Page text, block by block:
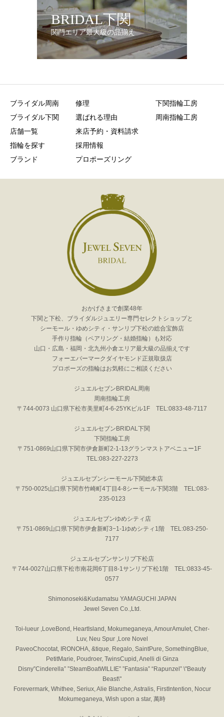
BRIDAL下関
関門エリア最大級の品揃え
ブライダル周南
ブライダル下関
店舗一覧
指輪を探す
ブランド
修理
選ばれる理由
来店予約・資料請求
採用情報
プロポーズリング
下関指輪工房
周南指輪工房
おかげさまで創業48年
下関と下松、ブライダルジュエリー専門セレクトショップと
シーモール・ゆめシティ・サンリブ下松の総合宝飾店
手作り指輪（ペアリング・結婚指輪）も対応
山口・広島・福岡・北九州小倉エリア最大級の品揃えです
フォーエバーマークダイヤモンド正規取扱店
プロポーズの指輪はお気軽にご相談ください
ジュエルセブンBRIDAL周南
周南指輪工房
〒744-0073 山口県下松市美里町4-6-25YKビル1F TEL:0833-48-7117
ジュエルセブンBRIDAL下関
下関指輪工房
〒751-0869山口県下関市伊倉新町2-1-13グランマストアベニュー1F
TEL:083-227-2273
ジュエルセブンシーモール下関総本店
〒750-0025山口県下関市竹崎町4丁目4-8シーモール下関3階 TEL:083-
235-0123
ジュエルセブンゆめシティ店
〒751-0869山口県下関市伊倉新町3−1-1ゆめシティ1階 TEL:083-250-
7177
ジュエルセブンサンリブ下松店
〒744-0027山口県下松市南花岡6丁目8-1サンリブ下松1階 TEL:0833-45-
0577
Shimonoseki&Kudamatsu YAMAGUCHI JAPAN
Jewel Seven Co.,Ltd.
Toi-lueur ,LoveBond, HeartIsland, Mokumeganeya, AmourAmulet, Cher-
Luv, Neu Spur ,Lore Novel
PaveoChocotat, IRONOHA, &tique, Regalo, SaintPure, SomethingBlue,
PetitMarie, Poudroer, TwinsCupid, Anelli di Ginza
Disny”Cinderella” ”SteamBoatWILLIE” ”Fantasia” “Rapunzel” \"Beauty
Beast\"
Forevermark, Whithee, Seriux, Alie Blanche, Astralis, FirstIntention, Nocur
Mokumeganeya, Wish upon a star, 萬時